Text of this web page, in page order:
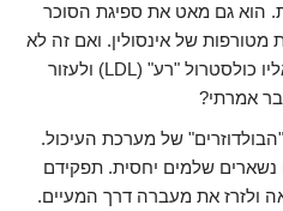
הוא גם מאט את ספיגת הסוכר
של אינסולין. ואם זה לא
מספיק, הוא גם יודע לקשור אליו כולסטרול "רע" (LDL) ולעזור
אמרתי?
של מערכת העיכול.
שלמים יחסית. תפקידם
ולזרז את מעברה דרך המעיים.